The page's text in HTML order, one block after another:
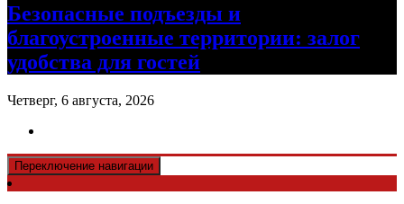
Безопасные подъезды и
благоустроенные территории: залог
удобства для гостей
Четверг, 6 августа, 2026
Переключение навигации